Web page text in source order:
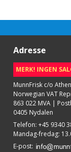
Adresse
MERK! INGEN
MunnFrisk c/o
Norwegian VAT
863 022 MVA |
0405 Nydalen
Telefon: +45 9340
Mandag-fredag:
E-post: